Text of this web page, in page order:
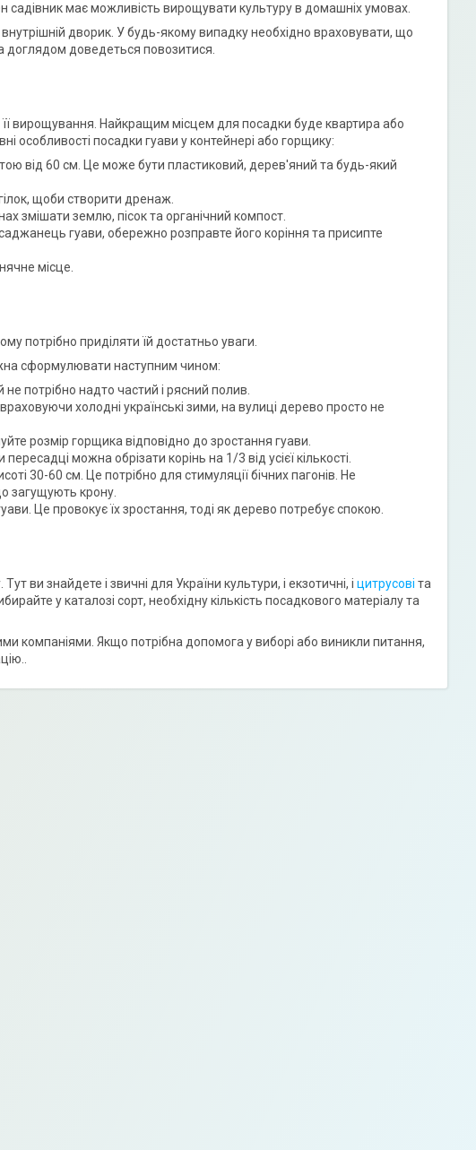
садівник має можливість вирощувати культуру в домашніх умовах.
дворик. У будь-якому випадку необхідно враховувати, що
доведеться повозитися.
вирощування. Найкращим місцем для посадки буде квартира або
особливості посадки гуави у контейнері або горщику:
від 60 см. Це може бути пластиковий, дерев'яний та будь-який
щоби створити дренаж.
змішати землю, пісок та органічний компост.
гуави, обережно розправте його коріння та присипте
місце.
потрібно приділяти їй достатньо уваги.
сформулювати наступним чином:
потрібно надто частий і рясний полив.
холодні українські зими, на вулиці дерево просто не
розмір горщика відповідно до зростання гуави.
можна обрізати корінь на 1/3 від усієї кількості.
30-60 см. Це потрібно для стимуляції бічних пагонів. Не
загущують крону.
Це провокує їх зростання, тоді як дерево потребує спокою.
ви знайдете і звичні для України культури, і екзотичні, і цитрусові та
у каталозі сорт, необхідну кількість посадкового матеріалу та
компаніями. Якщо потрібна допомога у виборі або виникли питання,